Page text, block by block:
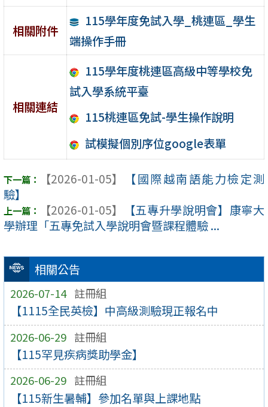
相關公告
2026-07-14 註冊組
【1115全民英檢】中高級測驗現正報名中
2026-06-29 註冊組
【115罕見疾病獎助學金】
2026-06-29 註冊組
【115新生暑輔】參加名單與上課地點
相關附件
115學年度免試入學_桃連區_學生
端操作手冊
相關連結
115學年度桃連區高級中等學校免
試入學系統平臺
115桃連區免試-學生操作說明
試模擬個別序位google表單
【2026-01-05】
【國際越南語能力檢定測
驗】
【2026-01-05】
【五專升學說明會】康寧大
學辦理「五專免試入學說明會暨課程體驗 ...